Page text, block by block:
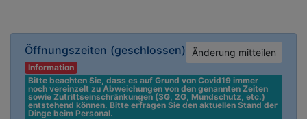
Öffnungszeiten (geschlossen) Änderung mitteilen
Information
Bitte beachten Sie, dass es auf Grund von Covid19 immer
noch vereinzelt zu Abweichungen von den genannten Zeiten
sowie Zutrittseinschränkungen (3G, 2G, Mundschutz, etc.)
entstehend können. Bitte erfragen Sie den aktuellen Stand der
Dinge beim Personal.